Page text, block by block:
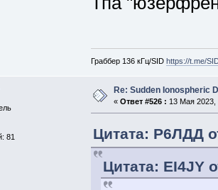
Граббер 136 кГц/SID https://t.me/
81
Re: Sudden Ionospheric
« Ответ #526 : 13 Мая 2023,
Цитата: Р6ЛДД
Цитата: EI4JY